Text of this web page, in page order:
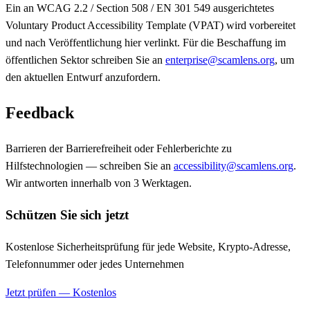
Ein an WCAG 2.2 / Section 508 / EN 301 549 ausgerichtetes
Voluntary Product Accessibility Template (VPAT) wird vorbereitet
und nach Veröffentlichung hier verlinkt. Für die Beschaffung im
öffentlichen Sektor schreiben Sie an enterprise@scamlens.org, um
den aktuellen Entwurf anzufordern.
Feedback
Barrieren der Barrierefreiheit oder Fehlerberichte zu
Hilfstechnologien — schreiben Sie an accessibility@scamlens.org.
Wir antworten innerhalb von 3 Werktagen.
Schützen Sie sich jetzt
Kostenlose Sicherheitsprüfung für jede Website, Krypto-Adresse,
Telefonnummer oder jedes Unternehmen
Jetzt prüfen — Kostenlos